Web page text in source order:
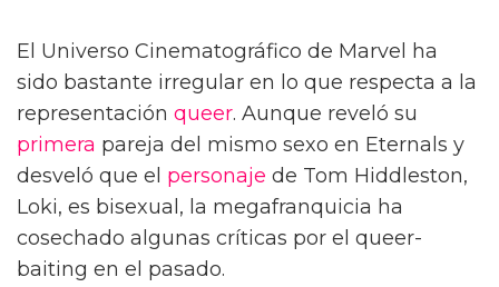
El Universo Cinematográfico de Marvel ha
sido bastante irregular en lo que respecta a la
representación queer. Aunque reveló su
primera pareja del mismo sexo en Eternals y
desveló que el personaje de Tom Hiddleston,
Loki, es bisexual, la megafranquicia ha
cosechado algunas críticas por el queer-
baiting en el pasado.